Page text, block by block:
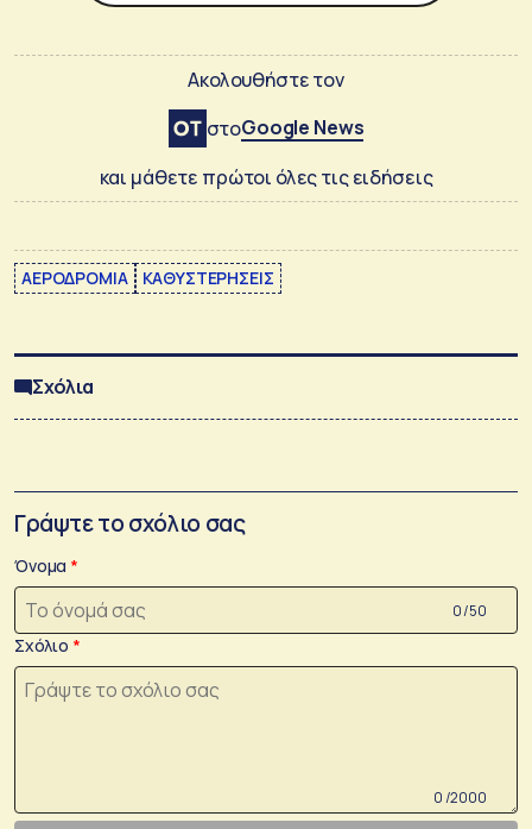
Ακολουθήστε τον
στοGoogle News
και μάθετε πρώτοι όλες τις ειδήσεις
ΑΕΡΟΔΡΟΜΙΑ ΚΑΘΥΣΤΕΡΗΣΕΙΣ
Σχόλια
Γράψτε το σχόλιο σας
Όνομα
0 /50
Σχόλιο
0 /2000